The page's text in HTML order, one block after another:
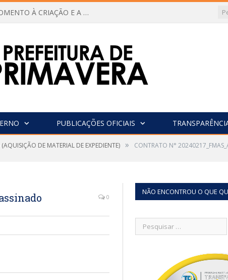
CHAMAMENTO PÚBLICO Nº 01/2026 – FOMENTO À CRIAÇÃO E A CIRCULAÇÃO DE PRODUÇÕES CULTURAIS – Aldir Blanc
PUBLICAÇÕES OFICIAIS
DE MATERIAL DE EXPEDIENTE) » CONTRATO N°
0
NÃO ENCONTROU O QUE